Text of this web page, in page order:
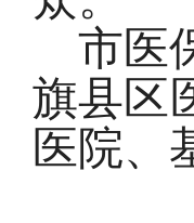
市医
旗县区
医院、